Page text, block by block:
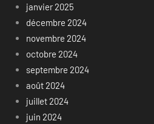
janvier 2025
décembre 2024
novembre 2024
octobre 2024
septembre 2024
août 2024
juillet 2024
juin 2024